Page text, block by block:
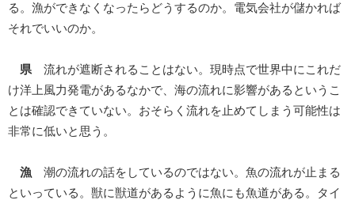
る。漁ができなくなったらどうするのか。電気会社が儲かれば
それでいいのか。
県 流れが遮断されることはない。現時点で世界中にこれだ
け洋上風力発電があるなかで、海の流れに影響があるというこ
とは確認できていない。おそらく流れを止めてしまう可能性は
非常に低いと思う。
漁 潮の流れの話をしているのではない。魚の流れが止まる
といっている。獣に獣道があるように魚にも魚道がある。タイ